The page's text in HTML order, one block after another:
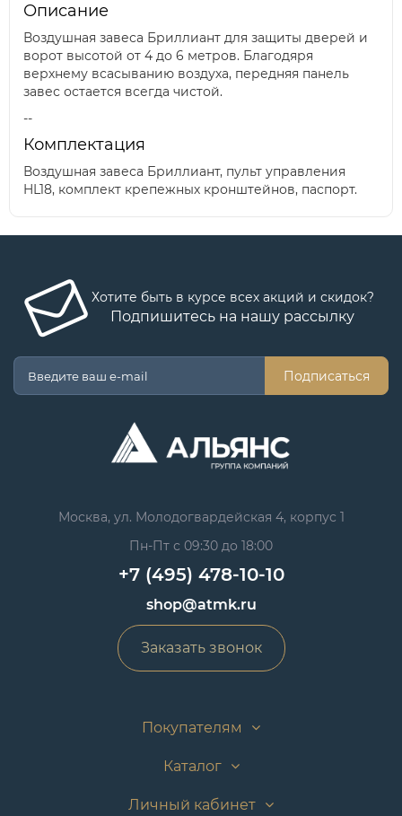
Описание
Воздушная завеса Бриллиант для защиты дверей и
ворот высотой от 4 до 6 метров. Благодяря
верхнему всасыванию воздуха, передняя панель
завес остается всегда чистой.
--
Комплектация
Воздушная завеса Бриллиант, пульт управления
HL18, комплект крепежных кронштейнов, паспорт.
Хотите быть в курсе всех акций и скидок?
Подпишитесь на нашу рассылку
Подписаться
Москва, ул. Молодогвардейская 4, корпус 1
Пн-Пт с 09:30 до 18:00
+7 (495) 478-10-10
shop@atmk.ru
Заказать звонок
Покупателям
Каталог
Личный кабинет